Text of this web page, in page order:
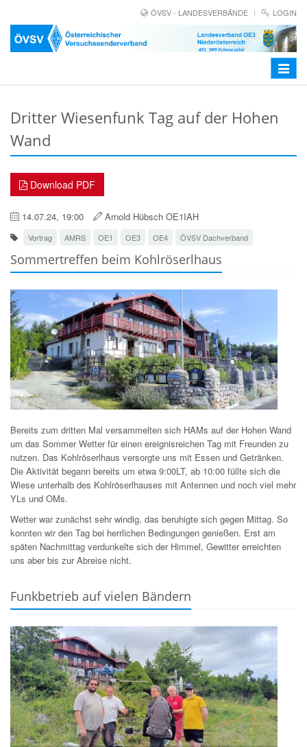
ÖVSV - LANDESVERBÄNDE LOGIN
Toggle
Dritter Wiesenfunk Tag auf der Hohen
Wand
Download PDF
14.07.24, 19:00 Arnold Hübsch OE1IAH
Vortrag AMRS OE1 OE3 OE4 ÖVSV Dachverband
Sommertreffen beim Kohlröserlhaus
Bereits zum dritten Mal versammelten sich HAMs auf der Hohen Wand
um das Sommer Wetter für einen ereignisreichen Tag mit Freunden zu
nutzen. Das Kohlröserlhaus versorgte uns mit Essen und Getränken.
Die Aktivität begann bereits um etwa 9:00LT, ab 10:00 füllte sich die
Wiese unterhalb des Kohlröserlhauses mit Antennen und noch viel mehr
YLs und OMs.
Wetter war zunächst sehr windig, das beruhigte sich gegen Mittag. So
konnten wir den Tag bei herrlichen Bedingungen genießen. Erst am
späten Nachmittag verdunkelte sich der Himmel, Gewitter erreichten
uns aber bis zur Abreise nicht.
Funkbetrieb auf vielen Bändern